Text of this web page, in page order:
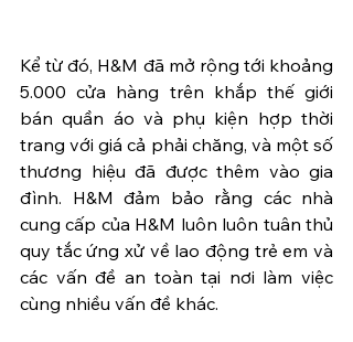
Kể từ đó, H&M đã mở rộng tới khoảng
5.000 cửa hàng trên khắp thế giới
bán quần áo và phụ kiện hợp thời
trang với giá cả phải chăng, và một số
thương hiệu đã được thêm vào gia
đình. H&M đảm bảo rằng các nhà
cung cấp của H&M luôn luôn tuân thủ
quy tắc ứng xử về lao động trẻ em và
các vấn đề an toàn tại nơi làm việc
cùng nhiều vấn đề khác.